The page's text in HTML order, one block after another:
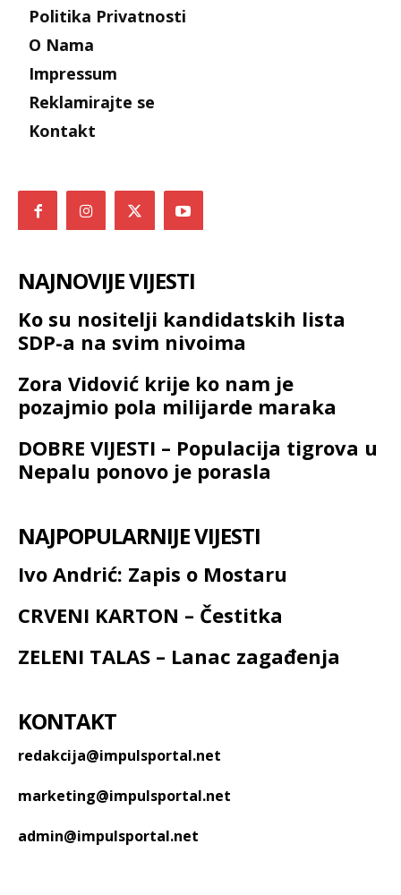
Politika Privatnosti
O Nama
Impressum
Reklamirajte se
Kontakt
NAJNOVIJE VIJESTI
Ko su nositelji kandidatskih lista
SDP-a na svim nivoima
Zora Vidović krije ko nam je
pozajmio pola milijarde maraka
DOBRE VIJESTI – Populacija tigrova u
Nepalu ponovo je porasla
NAJPOPULARNIJE VIJESTI
Ivo Andrić: Zapis o Mostaru
CRVENI KARTON – Čestitka
ZELENI TALAS – Lanac zagađenja
KONTAKT
redakcija@impulsportal.net
marketing@impulsportal.net
admin@impulsportal.net